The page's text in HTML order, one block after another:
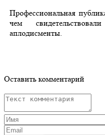
Профессиональная
чем
аплодисменты.
Оставить комментарий